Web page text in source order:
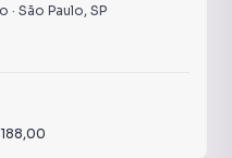
· São Paulo, SP